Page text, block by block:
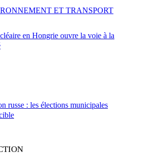
en Hongrie ouvre la voie à la
ET TRANSPORT
russe : les élections municipales